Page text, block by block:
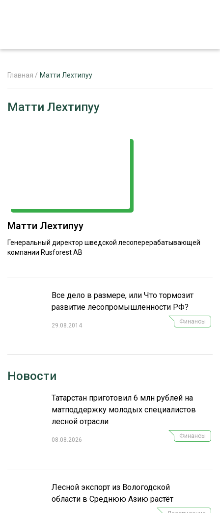
ЖУРНАЛ «ЛЕСНОЙ КОМПЛЕКС»
РЕКЛАМОДАТЕЛЯМ
ОБРАБОТКА ДРЕВЕСИНЫ
ЦИФРОВАЯ СРЕДА
ПРОИЗВОДСТВО ДРЕВЕСНЫХ ПЛИТ
ДЕРЕВЯННОЕ ДОМОСТРОЕНИЕ
БЕЗОПАСНОЕ ПРОИЗВОДСТВО
СОРТИРОВКА ДРЕВЕСИНЫ
РУБРИКИ
ПОДБОРКИ СТАТЕЙ
Главная / Матти Лехтипуу
Матти Лехтипуу
Матти Лехтипуу
Генеральный директор шведской лесоперерабатывающей
компании Rusforest AB
Все дело в размере, или Что тормозит
развитие лесопромышленности РФ?
29.08.2014
Финансы
Новости
Татарстан приготовил 6 млн рублей на
матподдержку молодых специалистов
лесной отрасли
08.08.2026
Финансы
Лесной экспорт из Вологодской
области в Среднюю Азию растёт